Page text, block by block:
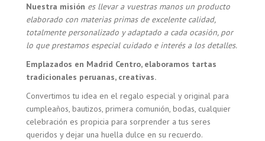
Nuestra misión es llevar a vuestras manos un producto
elaborado con materias primas de excelente calidad,
totalmente personalizado y adaptado a cada ocasión, por
lo que prestamos especial cuidado e interés a los detalles.
Emplazados en Madrid Centro, elaboramos tartas
tradicionales peruanas, creativas.
Convertimos tu idea en el regalo especial y original para
cumpleaños, bautizos, primera comunión, bodas, cualquier
celebración es propicia para sorprender a tus seres
queridos y dejar una huella dulce en su recuerdo.